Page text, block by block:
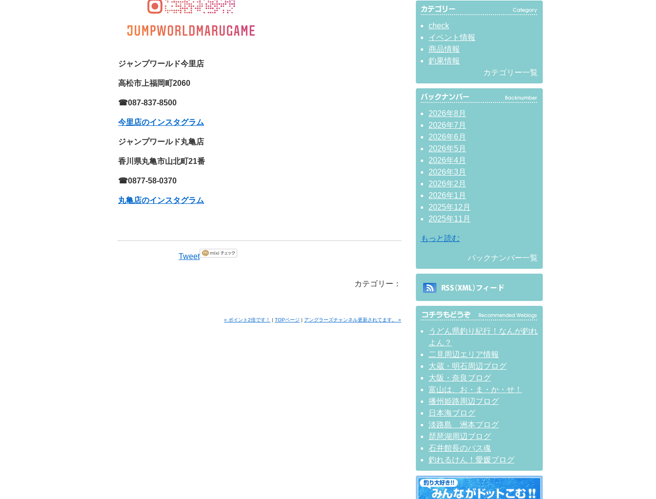
ジャンプワールド今里店
高松市上福岡町2060
☎087-837-8500
今里店のインスタグラム
ジャンプワールド丸亀店
香川県丸亀市山北町21番
☎0877-58-0370
丸亀店のインスタグラム
Tweet
カテゴリー：
« ポイント2倍です！ | TOPページ | アングラーズチャンネル更新されてます。 »
check
イベント情報
商品情報
釣果情報
カテゴリー一覧
2026年8月
2026年7月
2026年6月
2026年5月
2026年4月
2026年3月
2026年2月
2026年1月
2025年12月
2025年11月
もっと読む
バックナンバー一覧
うどん県釣り紀行！なんが釣れ
よん？
二見周辺エリア情報
大蔵・明石周辺ブログ
大阪・奈良ブログ
富山は、お・ま・か・せ！
播州姫路周辺ブログ
日本海ブログ
淡路島 洲本ブログ
琵琶湖周辺ブログ
石井館長のバス魂
釣れるけん！愛媛ブログ